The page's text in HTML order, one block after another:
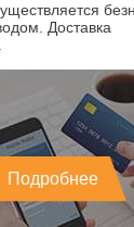
Доставка
Подробнее